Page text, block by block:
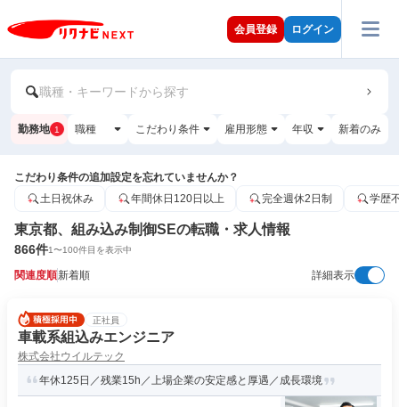
会員登録 ログイン
職種・キーワードから探す
勤務地 1 職種 こだわり条件 雇用形態 年収 新着のみ
こだわり条件の追加設定を忘れていませんか？
土日祝休み
年間休日120日以上 完全週休2日制 学歴
東京都、組み込み制御SEの転職・求人情報
866件1〜100件目を表示中
関連度順新着順 詳細表示
正社員
車載系組込みエンジニア
株式会社ウイルテック
年休125日／残業15h／上場企業の安定感と厚遇／成長環境